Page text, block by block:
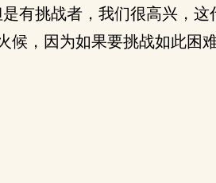
有挑战者，我们很高兴，这
候，因为如果要挑战如此困